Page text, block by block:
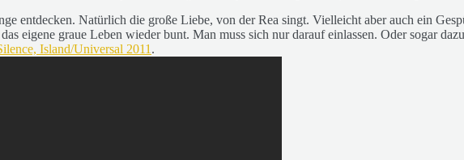
entdecken. Natürlich die große Liebe, von der Rea singt. Vielleicht aber auch ein
eigene graue Leben wieder bunt. Man muss sich nur darauf einlassen. Oder sogar
Island/Universal 2011 .